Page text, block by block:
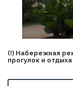
(!) Набережная
прогулок и